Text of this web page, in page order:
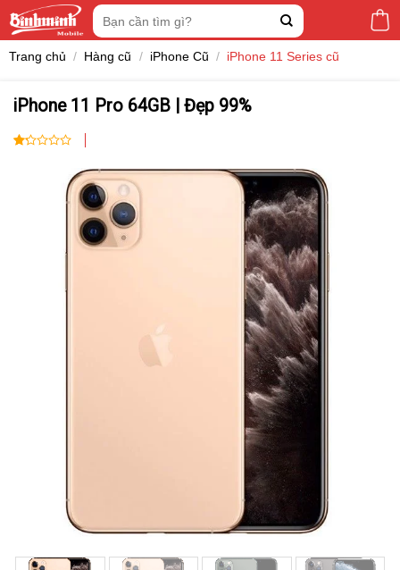
Tìm
kiếm:
Trang chủ / Hàng cũ / iPhone Cũ / iPhone 11 Series cũ
iPhone 11 Pro 64GB | Đẹp 99%